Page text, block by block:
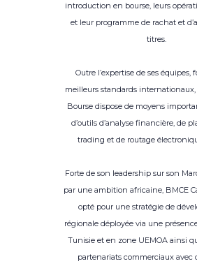
introduction en bourse, leurs
et leur programme de rachat et
titres.
Outre l’expertise de ses équipes,
meilleurs standards internationaux,
Bourse dispose de moyens
d’outils d’analyse financière, de
trading et de routage
Forte de son leadership sur son
par une ambition africaine, BMCE
opté pour une stratégie de
régionale déployée via une
Tunisie et en zone UEMOA ainsi
partenariats commerciaux avec